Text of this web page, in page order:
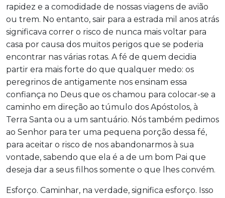
rapidez e a comodidade de nossas viagens de avião
ou trem. No entanto, sair para a estrada mil anos atrás
significava correr o risco de nunca mais voltar para
casa por causa dos muitos perigos que se poderia
encontrar nas várias rotas. A fé de quem decidia
partir era mais forte do que qualquer medo: os
peregrinos de antigamente nos ensinam essa
confiança no Deus que os chamou para colocar-se a
caminho em direção ao túmulo dos Apóstolos, à
Terra Santa ou a um santuário. Nós também pedimos
ao Senhor para ter uma pequena porção dessa fé,
para aceitar o risco de nos abandonarmos à sua
vontade, sabendo que ela é a de um bom Pai que
deseja dar a seus filhos somente o que lhes convém.
Esforço. Caminhar, na verdade, significa esforço. Isso